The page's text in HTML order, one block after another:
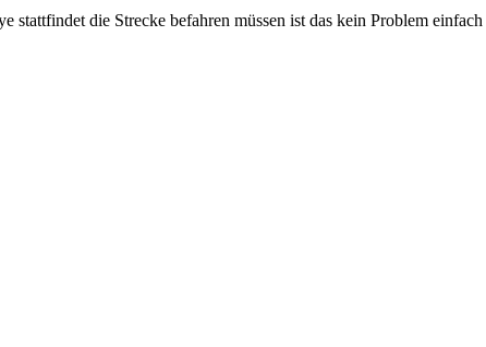
stattfindet die Strecke befahren müssen ist das kein Problem